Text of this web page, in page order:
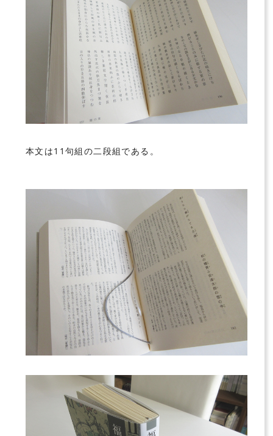
本文は11句組の二段組である。